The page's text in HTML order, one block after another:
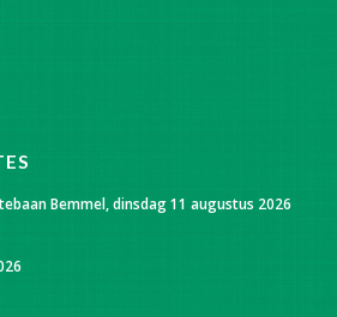
Bemmel, dinsdag 11 augustus 2026